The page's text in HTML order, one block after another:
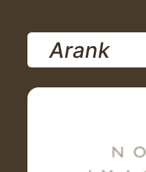
Arank